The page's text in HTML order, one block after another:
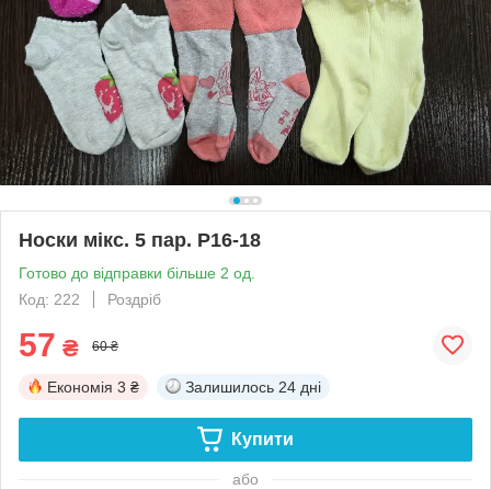
Носки мікс. 5 пар. Р16-18
Готово до відправки більше 2 од.
Код: 222
Роздріб
57 ₴ 60 ₴
Економія 3 ₴ Залишилось 24 дні
Купити
або